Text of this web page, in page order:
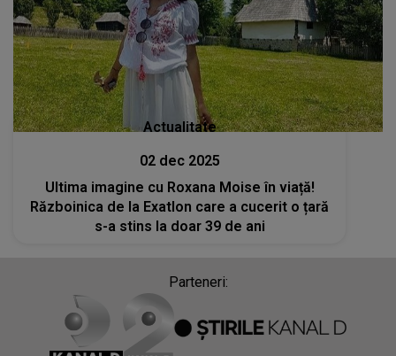
Actualitate
02 dec 2025
Ultima imagine cu Roxana Moise în viață!
Războinica de la Exatlon care a cucerit o țară
s-a stins la doar 39 de ani
Parteneri: